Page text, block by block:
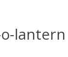
lantern